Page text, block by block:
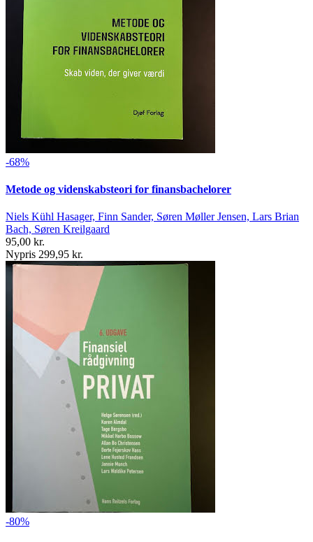
-68%
Metode og videnskabsteori for finansbachelorer
Niels Kühl Hasager, Finn Sander, Søren Møller Jensen, Lars Brian
Bach, Søren Kreilgaard
95,00 kr.
Nypris 299,95 kr.
-80%